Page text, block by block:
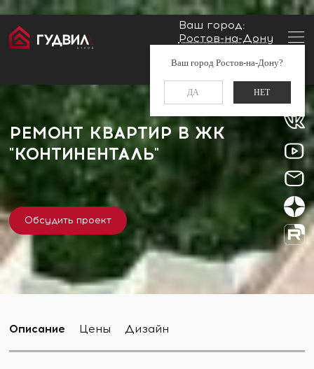
Ваш город:
Ростов-на-Дону
Ваш город Ростов-на-Дону?
ДА НЕТ
Заказать звонок
Главная Застройщики
РЕМОНТ КВАРТИР В ЖК
"КОНТИНЕНТАЛЬ"
Обсудить проект
Описание Цены Дизайн